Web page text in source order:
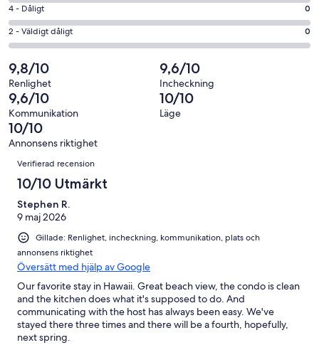
99
av
109
recensioner
i
betyg.
10
109
recensioner
Okej
i
betyg.
0
av
109
recensioner
4
-
Dåligt
betyg.
0
av
109
recensioner
4 - Dåligt 0
2
-
Väldigt
dåligt
i
betyg.
0
av
recensioner
2 - Väldigt dåligt 0
9,8/10
Renlighet
9,6/10
Incheckning
9,6/10
Kommunikation
10/10
Läge
10/10
Annonsens riktighet
Recensioner
Verifierad recension
10/10 Utmärkt
Stephen R.
9 maj 2026
Gillade: Renlighet, incheckning, kommunikation, plats och
annonsens riktighet
Översätt med hjälp av Google
Our favorite stay in Hawaii. Great beach view, the condo is clean
and the kitchen does what it's supposed to do. And
communicating with the host has always been easy. We've
stayed there three times and there will be a fourth, hopefully,
next spring.